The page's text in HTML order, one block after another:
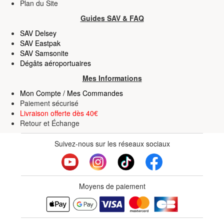
Plan du Site
Guides SAV & FAQ
SAV Delsey
SAV Eastpak
SAV Samsonite
Dégâts aéroportuaires
Mes Informations
Mon Compte / Mes Commandes
Paiement sécurisé
Livraison offerte dès 40€
Retour et Échange
Suivez-nous sur les réseaux sociaux
Moyens de paiement